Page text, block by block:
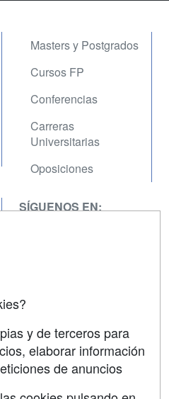
Masters y Postgrados
Cursos FP
Conferencias
Carreras
Universitarias
Oposiciones
SÍGUENOS EN:
y de terceros para
elaborar información
de anuncios